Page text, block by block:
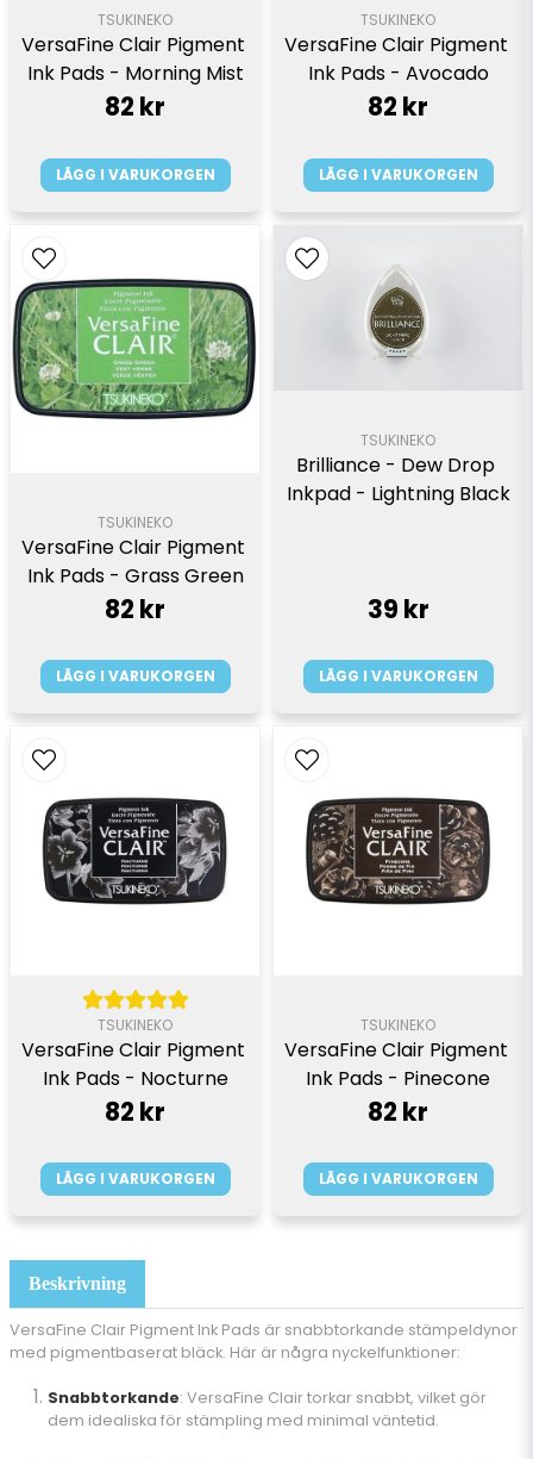
Beskrivning
VersaFine Clair Pigment Ink Pads är snabbtorkande stämpeldynor
med pigmentbaserat bläck. Här är några nyckelfunktioner:
Snabbtorkande: VersaFine Clair torkar snabbt, vilket gör
dem idealiska för stämpling med minimal väntetid.
TSUKINEKO
VersaFine Clair Pigment
Ink Pads - Morning Mist
82 kr
LÄGG I VARUKORGEN
TSUKINEKO
VersaFine Clair Pigment
Ink Pads - Avocado
82 kr
LÄGG I VARUKORGEN
TSUKINEKO
VersaFine Clair Pigment
Ink Pads - Grass Green
82 kr
LÄGG I VARUKORGEN
TSUKINEKO
Brilliance - Dew Drop
Inkpad - Lightning Black
39 kr
LÄGG I VARUKORGEN
TSUKINEKO
VersaFine Clair Pigment
Ink Pads - Nocturne
82 kr
LÄGG I VARUKORGEN
TSUKINEKO
VersaFine Clair Pigment
Ink Pads - Pinecone
82 kr
LÄGG I VARUKORGEN